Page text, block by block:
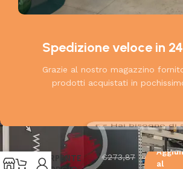
Spedizione veloce in
Grazie al nostro magazzino
prodotti acquistati in
PELLE DI
SERPENTE
€273,87
al
👉 Hai bisogno di